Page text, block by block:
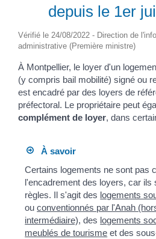
depuis le 1er
Vérifié le 24/08/2022 - Direction de
administrative (Première ministre)
À Montpellier, le loyer d'un
(y compris bail mobilité) signé ou
est encadré par des loyers de
préfectoral. Le propriétaire peut
complément de loyer, dans
À savoir
Certains logements ne sont pas
l'encadrement des loyers, car ils
règles. Il s'agit des logements
ouconventionnés par l'Anah
intermédiaire), des logements
meublés de tourisme et des